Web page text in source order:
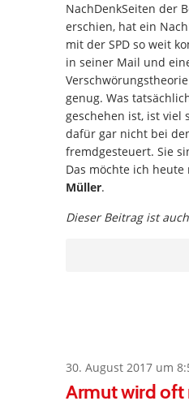
NachDenkSeiten der
erschien, hat ein
mit der SPD so weit
in seiner Mail und
genug. Was
geschehen ist, ist viel
dafür gar nicht bei
fremdgesteuert. Sie
Das möchte ich
Müller.
Dieser Beitrag ist
30. August 2017 um
Armut wird oft